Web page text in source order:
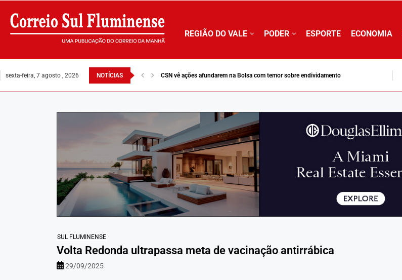
REGIÃO DO VALE PODER ESPORTE ECONOMIA
sexta-feira, 7 agosto , 2026 NOTÍCIAS CSN vê ações afundarem na Bolsa com temor sobre endividamento
SUL FLUMINENSE
Volta Redonda ultrapassa meta de vacinação antirrábica
29/09/2025